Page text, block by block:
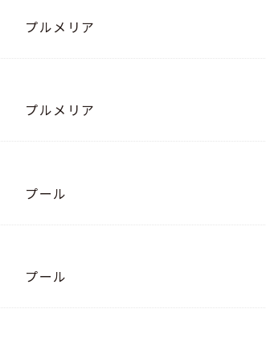
プルメリア
プルメリア
プール
プール